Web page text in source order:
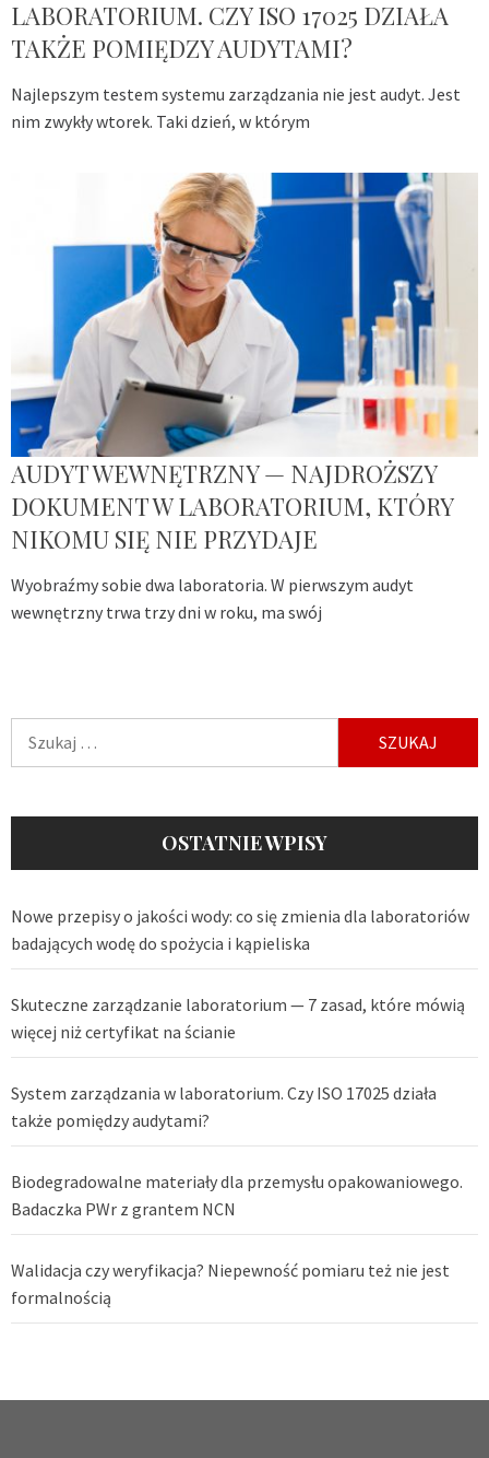
LABORATORIUM. CZY ISO 17025 DZIAŁA
TAKŻE POMIĘDZY AUDYTAMI?
Najlepszym testem systemu zarządzania nie jest audyt. Jest
nim zwykły wtorek. Taki dzień, w którym
AUDYT WEWNĘTRZNY — NAJDROŻSZY
DOKUMENT W LABORATORIUM, KTÓRY
NIKOMU SIĘ NIE PRZYDAJE
Wyobraźmy sobie dwa laboratoria. W pierwszym audyt
wewnętrzny trwa trzy dni w roku, ma swój
OSTATNIE WPISY
Nowe przepisy o jakości wody: co się zmienia dla laboratoriów
badających wodę do spożycia i kąpieliska
Skuteczne zarządzanie laboratorium — 7 zasad, które mówią
więcej niż certyfikat na ścianie
System zarządzania w laboratorium. Czy ISO 17025 działa
także pomiędzy audytami?
Biodegradowalne materiały dla przemysłu opakowaniowego.
Badaczka PWr z grantem NCN
Walidacja czy weryfikacja? Niepewność pomiaru też nie jest
formalnością